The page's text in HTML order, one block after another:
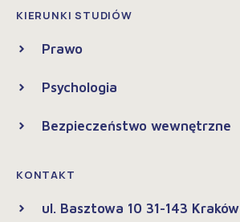
KIERUNKI STUDIÓW
Prawo
Psychologia
Bezpieczeństwo wewnętrzne
KONTAKT
ul. Basztowa 10 31-143 Kraków